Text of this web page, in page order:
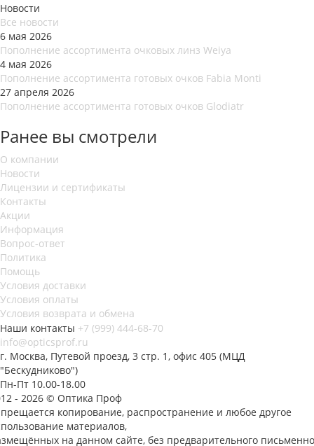
Новости
Все новости
6 мая 2026
Пополнение ассортимента очковых линз Weiya
4 мая 2026
Пополнение ассортимента готовых очков Fabia Monti
27 апреля 2026
Пополнение ассортимента готовых очков Glodiatr
Ранее вы смотрели
О компании
Новости
Лицензии и сертификаты
Контакты
Акции
Информация
Вопрос-ответ
Политика
Помощь
Условия доставки
Условия оплаты
Условия возврата и обмена
Наши контакты +7 (999) 444-68-70
info@opticsprof.ru
г. Москва, Путевой проезд, 3 стр. 1, офис 405 (МЦД
"Бескудниково")
Пн-Пт 10.00-18.00
- 2026 © Оптика Проф
копирование, распространение и любое другое
материалов,
на данном сайте, без предварительного